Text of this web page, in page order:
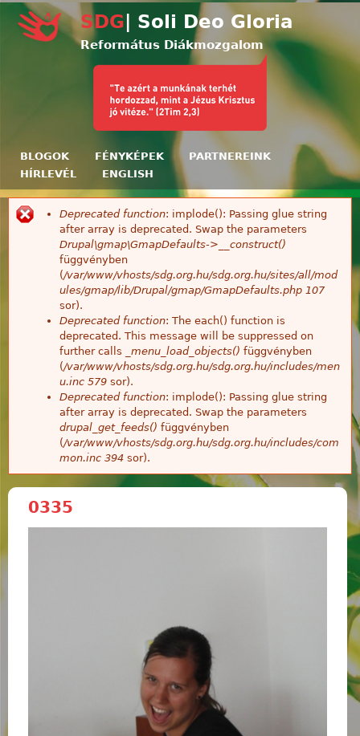
Ugrás a tartalomra
SDG | Soli Deo Gloria
Református Diákmozgalom
BLOGOK FÉNYKÉPEK
PARTNEREINK
HÍRLEVÉL
ENGLISH
Hibaüzenet
Deprecated function: implode(): Passing glue string
after array is deprecated. Swap the parameters
Drupal\gmap\GmapDefaults->__construct()
függvényben
(/var/www/vhosts/sdg.org.hu/sdg.org.hu/sites/all/mod
ules/gmap/lib/Drupal/gmap/GmapDefaults.php 107
sor).
Deprecated function: The each() function is
deprecated. This message will be suppressed on
further calls
_menu_load_objects() függvényben
(/var/www/vhosts/sdg.org.hu/sdg.org.hu/includes/men
u.inc 579 sor).
Deprecated function: implode(): Passing glue string
after array is deprecated. Swap the parameters
drupal_get_feeds() függvényben
(/var/www/vhosts/sdg.org.hu/sdg.org.hu/includes/com
mon.inc 394 sor).
0335